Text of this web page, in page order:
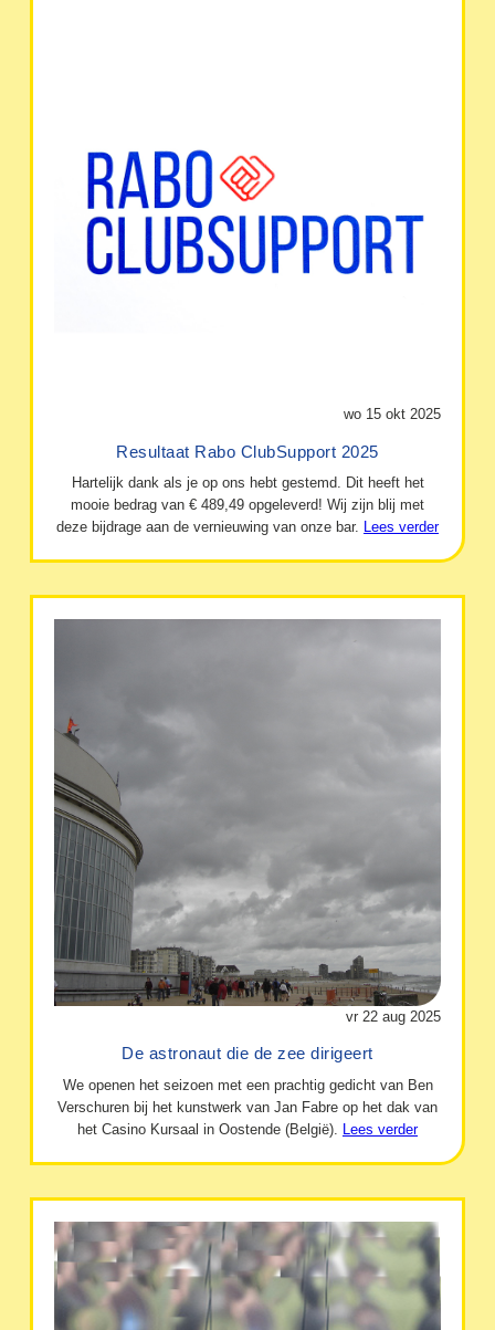
wo 15 okt 2025
Resultaat Rabo ClubSupport 2025
Hartelijk dank als je op ons hebt gestemd. Dit heeft het
mooie bedrag van € 489,49 opgeleverd! Wij zijn blij met
deze bijdrage aan de vernieuwing van onze bar. Lees verder
vr 22 aug 2025
De astronaut die de zee dirigeert
We openen het seizoen met een prachtig gedicht van Ben
Verschuren bij het kunstwerk van Jan Fabre op het dak van
het Casino Kursaal in Oostende (België). Lees verder